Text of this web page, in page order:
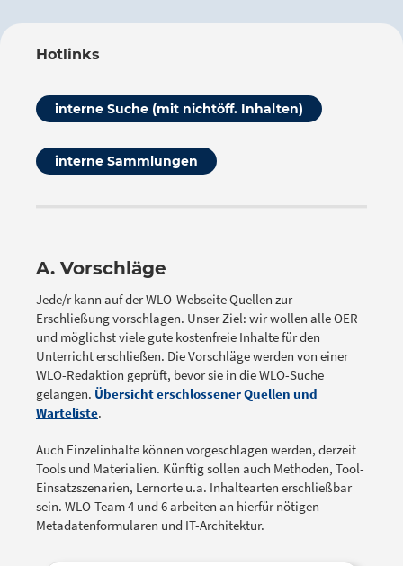
Hotlinks
interne Suche (mit nichtöff. Inhalten)
interne Sammlungen
A. Vorschläge
Jede/r kann auf der WLO-Webseite Quellen zur
Erschließung vorschlagen. Unser Ziel: wir wollen alle OER
und möglichst viele gute kostenfreie Inhalte für den
Unterricht erschließen. Die Vorschläge werden von einer
WLO-Redaktion geprüft, bevor sie in die WLO-Suche
gelangen. Übersicht erschlossener Quellen und
Warteliste.
Auch Einzelinhalte können vorgeschlagen werden, derzeit
Tools und Materialien. Künftig sollen auch Methoden, Tool-
Einsatzszenarien, Lernorte u.a. Inhaltearten erschließbar
sein. WLO-Team 4 und 6 arbeiten an hierfür nötigen
Metadatenformularen und IT-Architektur.